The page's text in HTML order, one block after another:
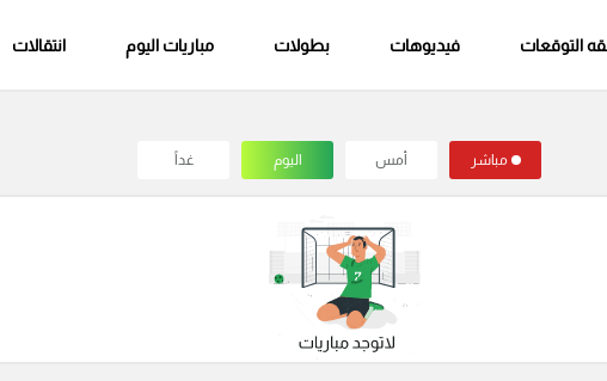
التوقعات فيديوهات بطولات مباريات اليوم انتقالات
مباشر أمس اليوم غداً